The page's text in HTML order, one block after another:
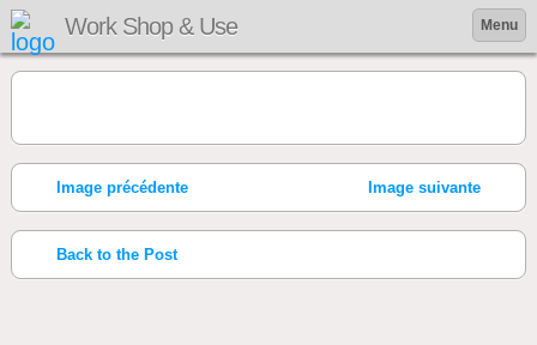
Work Shop & Use Menu
Image précédente Image suivante
Back to the Post